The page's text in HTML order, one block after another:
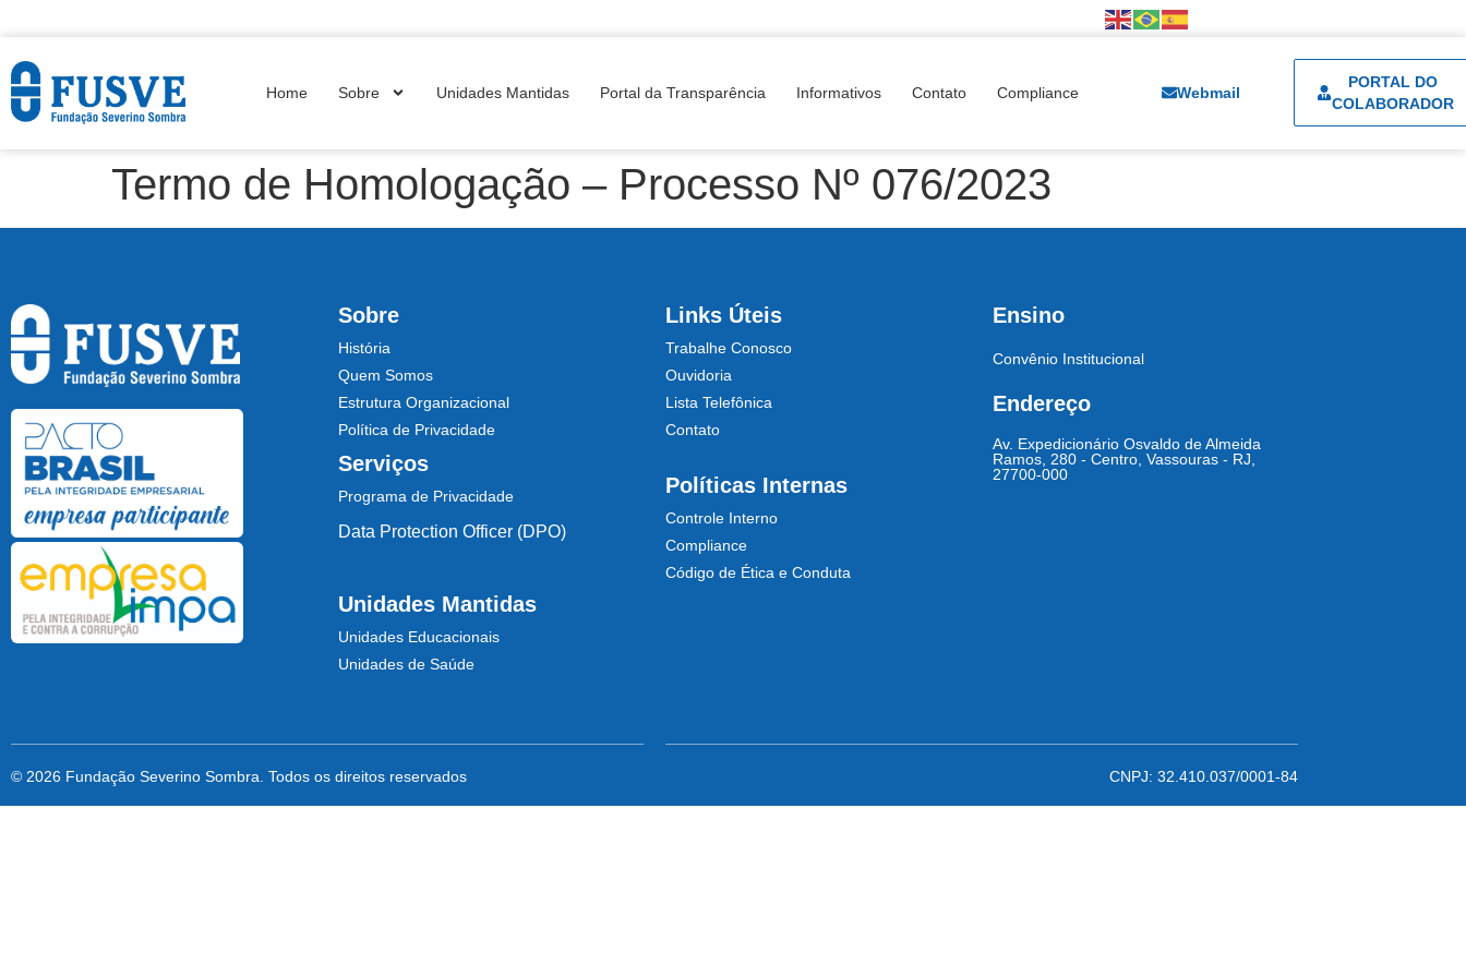
Home Sobre Unidades Mantidas Portal da Transparência Informativos Contato Compliance Webmail
PORTAL DO
COLABORADOR
Termo de Homologação – Processo Nº 076/2023
Sobre
História
Quem Somos
Estrutura Organizacional
Política de Privacidade
Serviços
Programa de Privacidade
Data Protection Officer (DPO)
Unidades Mantidas
Unidades Educacionais
Unidades de Saúde
Links Úteis
Trabalhe Conosco
Ouvidoria
Lista Telefônica
Contato
Políticas Internas
Controle Interno
Compliance
Código de Ética e Conduta
Ensino
Convênio Institucional
Endereço
Av. Expedicionário Osvaldo de Almeida
Ramos, 280 - Centro, Vassouras - RJ,
27700-000
© 2026 Fundação Severino Sombra. Todos os direitos reservados CNPJ: 32.410.037/0001-84